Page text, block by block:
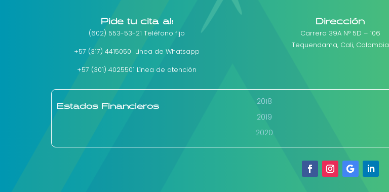
Pide tu cita al:
(602) 553-53-21 Teléfono fijo
+57 (317) 4415050 Línea de Whatsapp
+57 (301) 4025501 Línea de atención
Dirección
Carrera 39A N° 5D – 106
Tequendama, Cali, Colombia
Estados Financieros
2018
2019
2020